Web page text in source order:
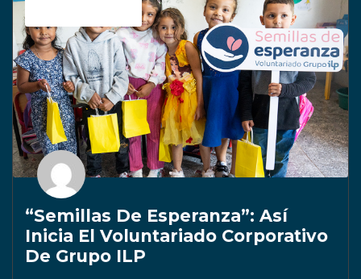
“Semillas De Esperanza”: Así
Inicia El Voluntariado Corporativo
De Grupo ILP